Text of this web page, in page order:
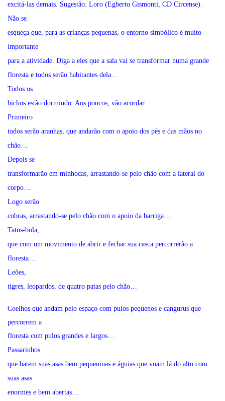
excitá-las demais. Sugestão: Loro (Egberto Gismonti, CD Circense).
Não se
esqueça que, para as crianças pequenas, o entorno simbólico é muito
importante
para a atividade. Diga a eles que a sala vai se transformar numa grande
floresta e todos serão habitantes dela…
Todos os
bichos estão dormindo. Aos poucos, vão acordar.
Primeiro
todos serão aranhas, que andarão com o apoio dos pés e das mãos no
chão…
Depois se
transformarão em minhocas, arrastando-se pelo chão com a lateral do
corpo…
Logo serão
cobras, arrastando-se pelo chão com o apoio da barriga…
Tatus-bola,
que com um movimento de abrir e fechar sua casca percorrerão a
floresta…
Leões,
tigres, leopardos, de quatro patas pelo chão…
Coelhos que andam pelo espaço com pulos pequenos e cangurus que
percorrem a
floresta com pulos grandes e largos…
Passarinhos
que batem suas asas bem pequeninas e águias que voam lá do alto com
suas asas
enormes e bem abertas…